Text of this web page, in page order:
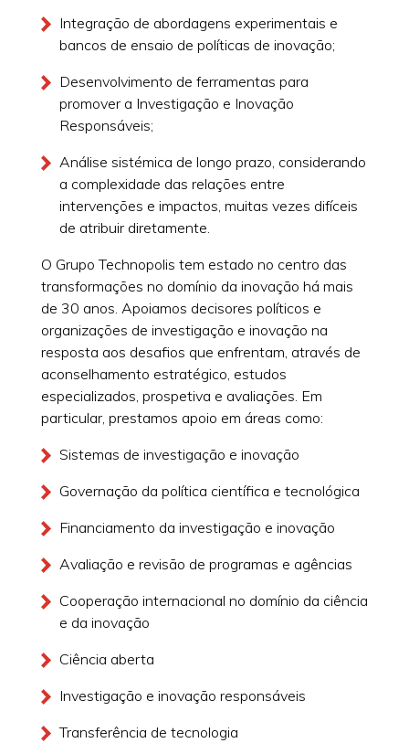
Integração de abordagens experimentais e
bancos de ensaio de políticas de inovação;
Desenvolvimento de ferramentas para
promover a Investigação e Inovação
Responsáveis;
Análise sistémica de longo prazo, considerando
a complexidade das relações entre
intervenções e impactos, muitas vezes difíceis
de atribuir diretamente.
O Grupo Technopolis tem estado no centro das
transformações no domínio da inovação há mais
de 30 anos. Apoiamos decisores políticos e
organizações de investigação e inovação na
resposta aos desafios que enfrentam, através de
aconselhamento estratégico, estudos
especializados, prospetiva e avaliações. Em
particular, prestamos apoio em áreas como:
Sistemas de investigação e inovação
Governação da política científica e tecnológica
Financiamento da investigação e inovação
Avaliação e revisão de programas e agências
Cooperação internacional no domínio da ciência
e da inovação
Ciência aberta
Investigação e inovação responsáveis
Transferência de tecnologia